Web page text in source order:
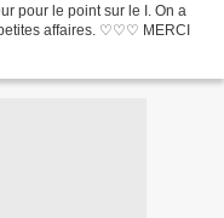
pour le point sur le I. On a
affaires. ♡♡♡ MERCI